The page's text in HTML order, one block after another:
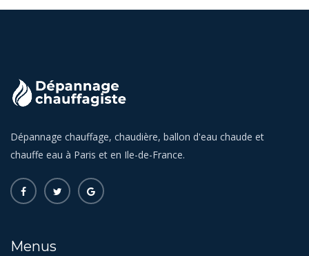
Dépannage chauffage, chaudière, ballon d'eau chaude et
chauffe eau à Paris et en Ile-de-France.
Menus